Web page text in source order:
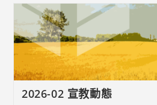
教
動
態
2026-02 宣教動態